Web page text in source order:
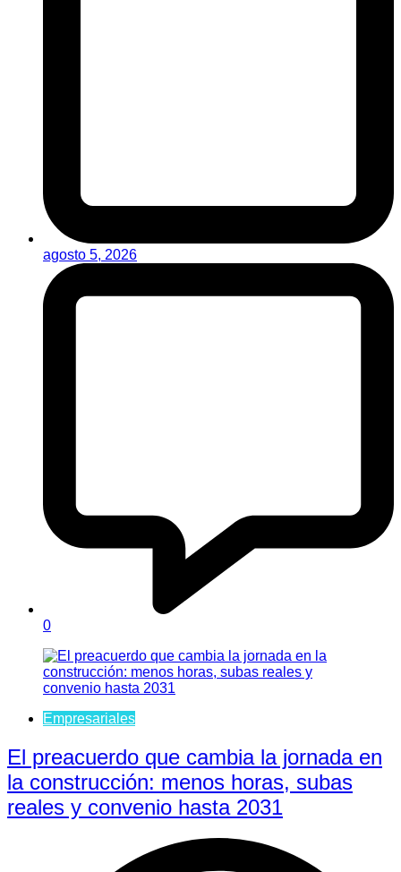
agosto 5, 2026
0
Empresariales
El preacuerdo que cambia la jornada en
la construcción: menos horas, subas
reales y convenio hasta 2031